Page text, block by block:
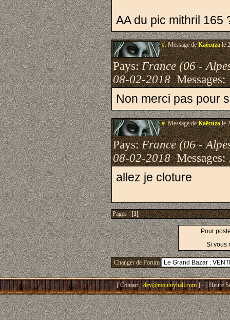
AA du pic mithril 165
#.Message deKaëcuzale
Pays:France (06 -
08-02-2018Messages:
Non merci pas pour
#.Message deKaëcuzale
Pays:France (06 -
08-02-2018Messages:
allez je cloture
Pages :[1]
Pour
Si vous
Changer de Forum
[ Contact : dev@mountyhall.com ] - [ Heure